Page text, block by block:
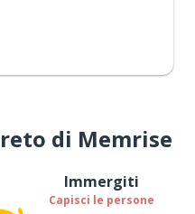
di Memrise
Immergiti
Capisci le persone